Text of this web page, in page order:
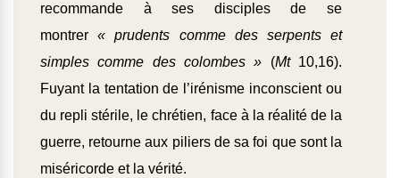
recommande à ses disciples de se
montrer« prudents comme des serpents et
simples comme des colombes » (Mt10,16).
Fuyant la tentation de l’irénisme inconscient ou
du repli stérile, le chrétien, face à la réalité de la
guerre, retourne aux piliers de sa foi que sont la
miséricorde et la vérité.